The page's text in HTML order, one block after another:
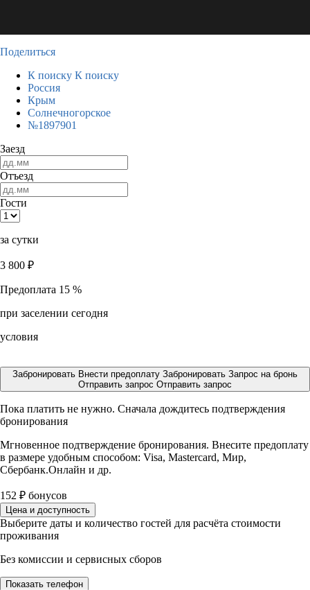
Поделиться
К поиску К поиску
Россия
Крым
Солнечногорское
№1897901
Заезд
Отъезд
Гости
за сутки
3 800 ₽
Предоплата 15 %
при заселении сегодня
условия
Забронировать Внести предоплату Забронировать Запрос на бронь
Отправить запрос Отправить запрос
Пока платить не нужно. Сначала дождитесь подтверждения
бронирования
Мгновенное подтверждение бронирования. Внесите предоплату
в размере удобным способом: Visa, Mastercard, Мир,
Сбербанк.Онлайн и др.
152 ₽ бонусов
Цена и доступность
Выберите даты и количество гостей для расчёта стоимости
проживания
Без комиссии и сервисных сборов
Показать телефон